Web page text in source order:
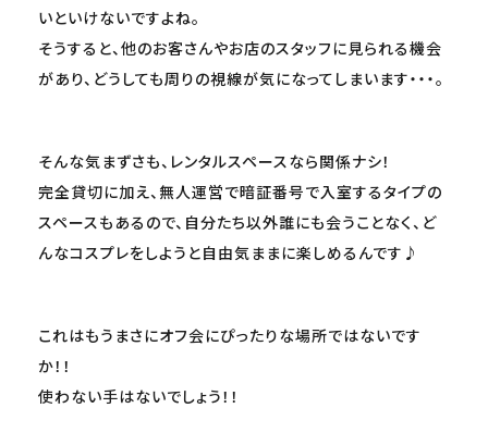
いといけないですよね。
そうすると、他のお客さんやお店のスタッフに見られる機会
があり、どうしても周りの視線が気になってしまいます・・・。
そんな気まずさも、レンタルスペースなら関係ナシ！
完全貸切に加え、無人運営で暗証番号で入室するタイプの
スペースもあるので、自分たち以外誰にも会うことなく、ど
んなコスプレをしようと自由気ままに楽しめるんです♪
これはもうまさにオフ会にぴったりな場所ではないです
か！！
使わない手はないでしょう！！